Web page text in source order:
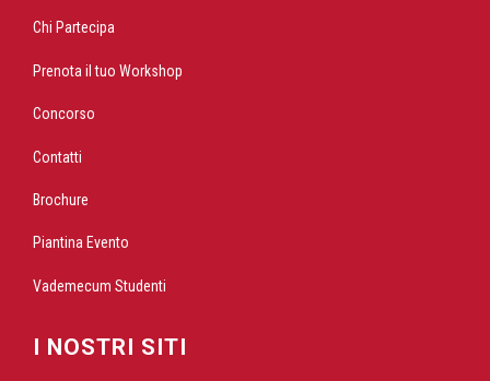
Chi Partecipa
Prenota il tuo Workshop
Concorso
Contatti
Brochure
Piantina Evento
Vademecum Studenti
I NOSTRI SITI